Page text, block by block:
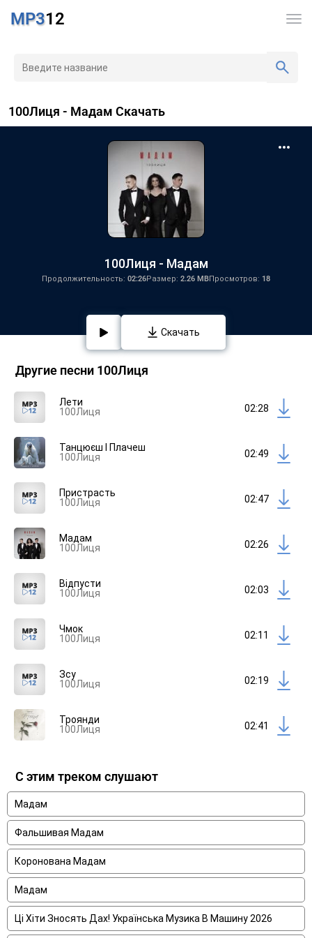
MP312
100Лиця - Мадам Скачать
100Лиця - Мадам
Продолжительность: 02:26Размер: 2.26 MBПросмотров: 18
Скачать
Другие песни 100Лиця
Лети
100Лиця
02:28
Танцюєш І Плачеш
100Лиця
02:49
Пристрасть
100Лиця
02:47
Мадам
100Лиця
02:26
Відпусти
100Лиця
02:03
Чмок
100Лиця
02:11
Зсу
100Лиця
02:19
Троянди
100Лиця
02:41
С этим треком слушают
Мадам
Фальшивая Мадам
Коронована Мадам
Мадам
Ці Хіти Зносять Дах! Українська Музика В Машину 2026